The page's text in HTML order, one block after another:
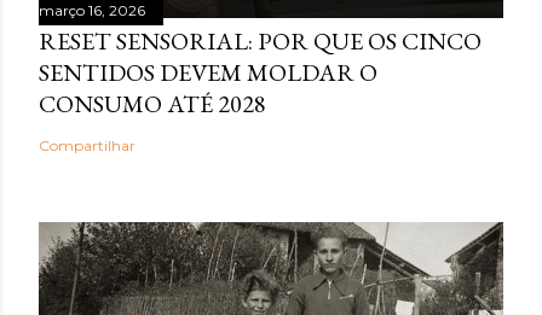
março 16, 2026
RESET SENSORIAL: POR QUE OS CINCO
SENTIDOS DEVEM MOLDAR O
CONSUMO ATÉ 2028
Compartilhar